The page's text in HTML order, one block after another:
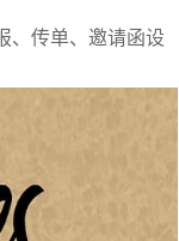
、传单、邀请函设